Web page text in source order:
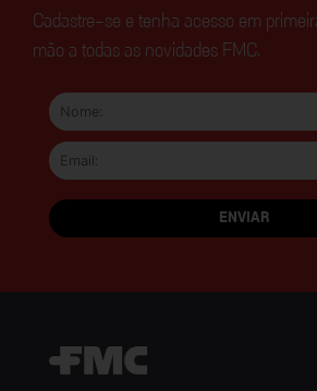
Cadastre-se e tenha acesso em
mão a todas as novidades FMC.